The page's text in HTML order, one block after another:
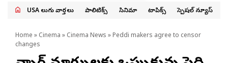
USA తెలుగు వార్తలు పాలిటిక్స్ సినిమా టాపిక్స్ స్పెషల్ న్యూస్
Home » Cinema » Cinema News » Peddi makers agree to censor
changes